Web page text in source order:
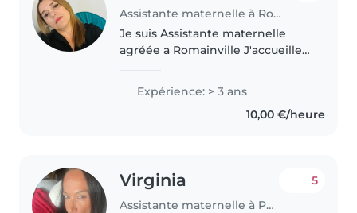
Assistante maternelle à Romainville
Je suis Assistante maternelle
agréée a Romainville J'accueille
moi depuis 4 ans .dans la joie et
la bonne humeur et la sécurité
et bienveillance Je m'adapte..
Expérience: > 3 ans
10,00 €/heure
Virginia
Assistante maternelle à Porto-Vecchio
5